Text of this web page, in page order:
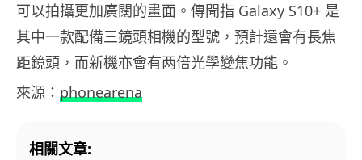
可以拍攝更加廣闊的畫面。傳聞指 Galaxy S10+ 是
其中一款配備三鏡頭相機的型號，預計還會有長焦
距鏡頭，而新機亦會有两倍光學變焦功能。
來源： phonearena
相關文章: